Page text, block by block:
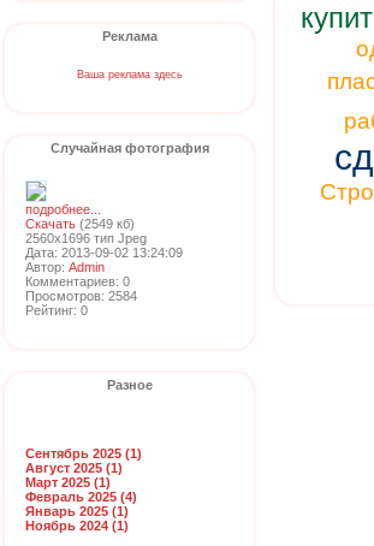
Реклама
Ваша реклама здесь
Случайная фотография
подробнее...
Скачать (2549 кб)
2560x1696 тип Jpeg
Дата: 2013-09-02 13:24:09
Автор: Admin
Комментариев: 0
Просмотров: 2584
Рейтинг: 0
Разное
Сентябрь 2025 (1)
Август 2025 (1)
Март 2025 (1)
Февраль 2025 (4)
Январь 2025 (1)
Ноябрь 2024 (1)